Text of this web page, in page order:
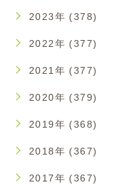
2023年 (378)
2022年 (377)
2021年 (377)
2020年 (379)
2019年 (368)
2018年 (367)
2017年 (367)